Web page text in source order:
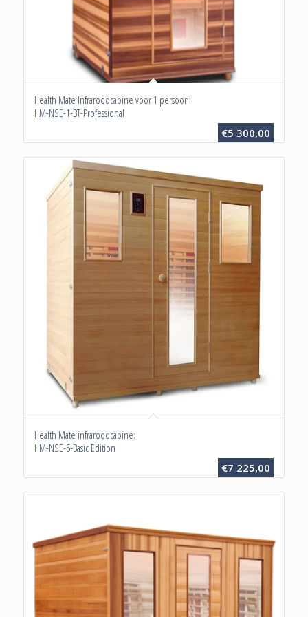
Health Mate Infraroodcabine voor 1 persoon:
HM-NSE-1-BT-Professional
€5 300,00
Health Mate infraroodcabine:
HM-NSE-5-Basic Edition
€7 225,00